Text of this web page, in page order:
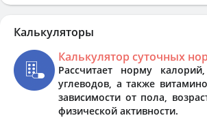
Калькуляторы
Калькулятор суточных
Рассчитает норму
углеводов, а также
зависимости от пола,
физической активности.